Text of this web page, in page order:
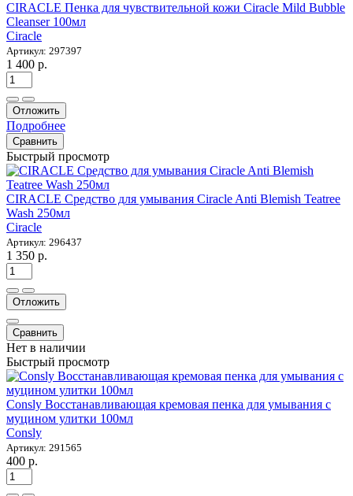
CIRACLE Пенка для чувствительной кожи Ciracle Mild Bubble
Cleanser 100мл
Ciracle
Артикул: 297397
1 400 р.
Отложить
Подробнее
Сравнить
Быстрый просмотр
CIRACLE Средство для умывания Ciracle Anti Blemish Teatree
Wash 250мл
Ciracle
Артикул: 296437
1 350 р.
Отложить
Сравнить
Нет в наличии
Быстрый просмотр
Consly Восстанавливающая кремовая пенка для умывания с
муцином улитки 100мл
Consly
Артикул: 291565
400 р.